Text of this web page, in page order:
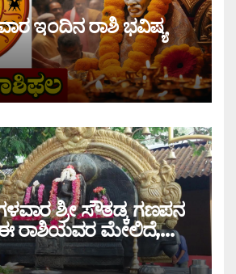
ಇಂದಿನ ರಾಶಿ ಭವಿಷ್ಯ
ಶ್ರೀ ಸೌತಡ್ಕ ಗಣಪನ
ಈ ರಾಶಿಯವರ ಮೇಲಿದೆ,
ಭವಿಷ್ಯ ತಿಳಿಯಿರಿ